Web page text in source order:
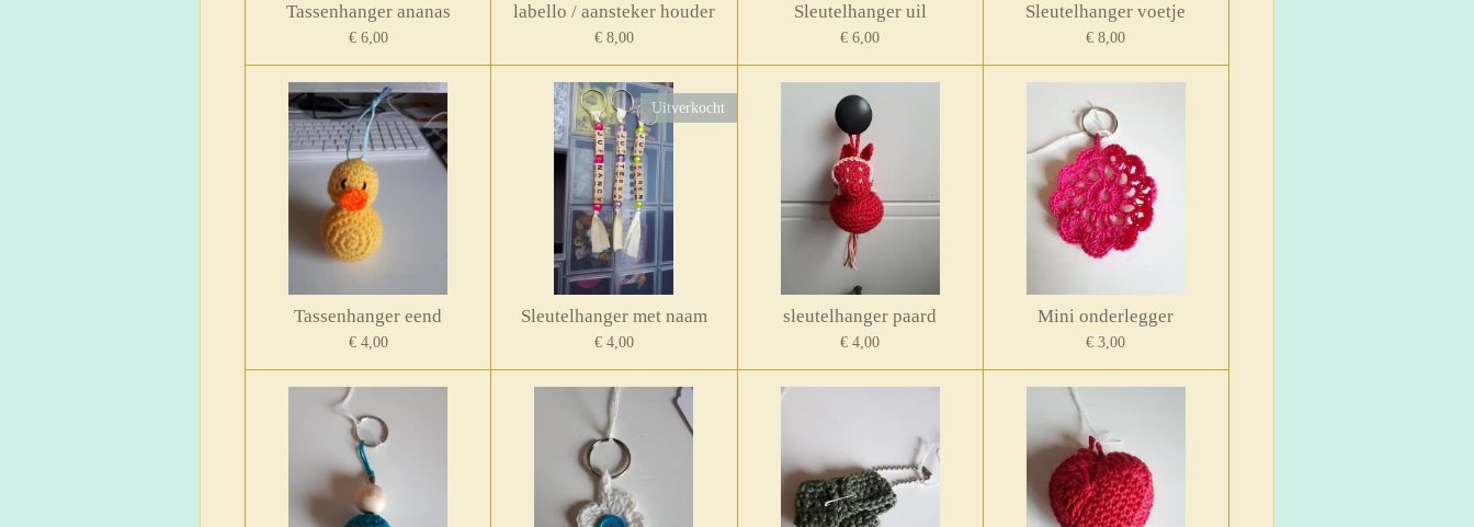
Tassenhanger ananas
€ 6,00
labello / aansteker houder
€ 8,00
Sleutelhanger uil
€ 6,00
Sleutelhanger voetje
€ 8,00
Tassenhanger eend
€ 4,00
Uitverkocht
Sleutelhanger met naam
€ 4,00
sleutelhanger paard
€ 4,00
Mini onderlegger
€ 3,00